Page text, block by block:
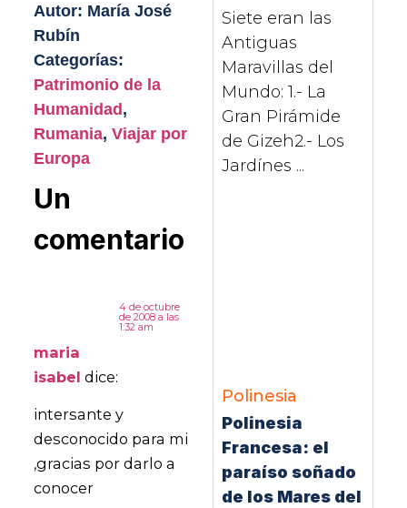
Autor: María José
Rubín
Categorías:
Patrimonio de la
Humanidad,
Rumania,Viajar por
Europa
Un
comentario
maria
isabel dice:
4 de octubre
de 2008 a las
1:32 am
intersante y
desconocido para mi
,gracias por darlo a
conocer
Siete eran las
Antiguas
Maravillas del
Mundo: 1.- La
Gran Pirámide
de Gizeh2.- Los
Jardínes ...
Polinesia
Polinesia
Francesa: el
paraíso soñado
de los Mares del